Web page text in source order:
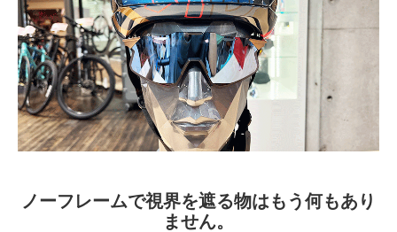
ノーフレームで視界を遮る物はもう何もあり
ません。